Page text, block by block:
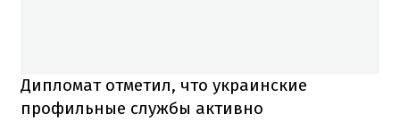
Дипломат отметил, что украинские
профильные службы активно